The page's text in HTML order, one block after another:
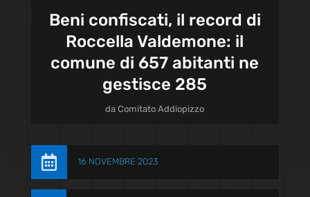
Beni confiscati, il record di
Roccella Valdemone: il
comune di 657 abitanti ne
gestisce 285
daComitato Addiopizzo
 16 NOVEMBRE 2023